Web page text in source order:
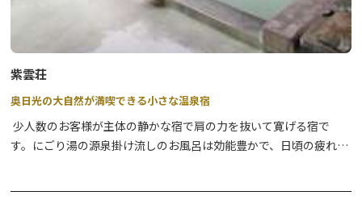
紫雲荘
奥日光の大自然が満喫できる小さな温泉宿
少人数のお客様が主体の静かな宿で肩の力を抜いて寛げる宿で
す。にごり湯の源泉掛け流しのお風呂は効能豊かで、日頃の疲れを